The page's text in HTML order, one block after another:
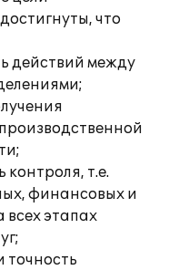
что
действий между
контроля, т.е.
финансовых и
этапах
точность